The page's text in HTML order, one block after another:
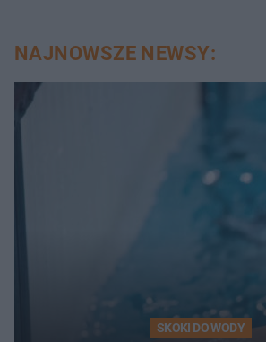
NAJNOWSZE NEWSY:
SKOKI DO WODY